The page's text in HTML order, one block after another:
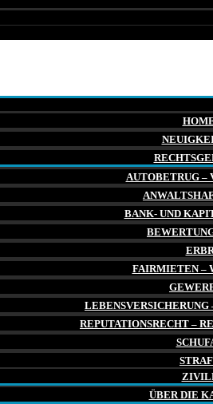
AUTOBETRUG –
BANK- UND
FAIRMIETEN –
LEBENSVERSICHERUNG
REPUTATIONSRECHT –
ÜBER DIE